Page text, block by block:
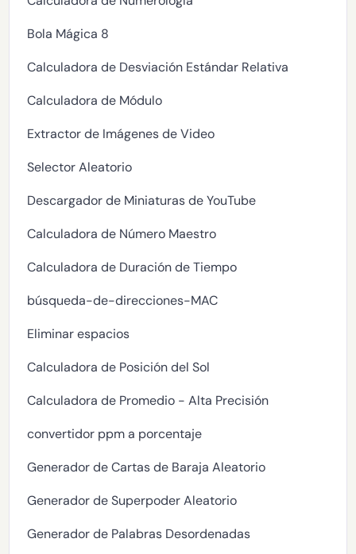
Bola Mágica 8
Calculadora de Desviación Estándar Relativa
Calculadora de Módulo
Extractor de Imágenes de Video
Selector Aleatorio
Descargador de Miniaturas de YouTube
Calculadora de Número Maestro
Calculadora de Duración de Tiempo
búsqueda-de-direcciones-MAC
Eliminar espacios
Calculadora de Posición del Sol
Calculadora de Promedio - Alta Precisión
convertidor ppm a porcentaje
Generador de Cartas de Baraja Aleatorio
Generador de Superpoder Aleatorio
Generador de Palabras Desordenadas